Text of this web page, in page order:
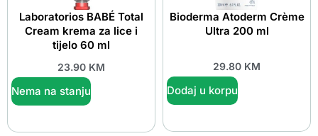
Laboratorios BABÉ Total
Cream krema za lice i
tijelo 60 ml
23.90 KM
Nema na stanju
Bioderma Atoderm Crème
Ultra 200 ml
29.80 KM
Dodaj u korpu